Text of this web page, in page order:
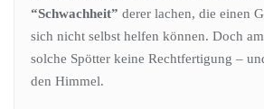
“Schwachheit” derer lachen, die einen
sich nicht selbst helfen können. Doch
solche Spötter keine Rechtfertigung –
den Himmel.